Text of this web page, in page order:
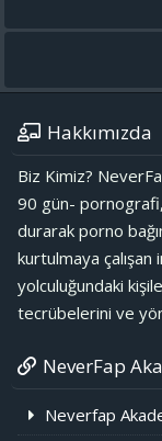
Hakkımızda
Biz Kimiz?
90 gün-
durarak porno
kurtulmaya çalışan
yolculuğundaki
tecrübelerini ve
NeverFap
Neverfap